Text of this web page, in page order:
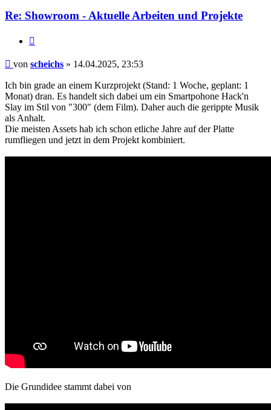
Re: Showroom - Aktuelle Arbeiten und Projekte
Beitrag
von scheichs » 14.04.2025, 23:53
Ich bin grade an einem Kurzprojekt (Stand: 1 Woche, geplant: 1
Monat) dran. Es handelt sich dabei um ein Smartpohone Hack'n
Slay im Stil von "300" (dem Film). Daher auch die gerippte Musik
als Anhalt.
Die meisten Assets hab ich schon etliche Jahre auf der Platte
rumfliegen und jetzt in dem Projekt kombiniert.
Die Grundidee stammt dabei von